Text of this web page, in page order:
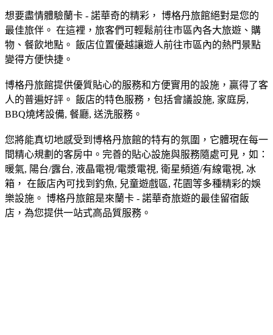
想要盡情體驗蘭卡 - 諾華奇的精彩， 博格丹旅館絕對是您的
最佳旅伴。 在這裡，旅客們可輕鬆前往市區內各大旅遊、購
物、餐飲地點。 飯店位置優越讓遊人前往市區內的熱門景點
變得方便快捷。
博格丹旅館提供優質貼心的服務和方便實用的設施，贏得了客
人的普遍好評。 飯店的特色服務，包括會議設施, 家庭房,
BBQ燒烤設備, 餐廳, 送洗服務。
您將能真切地感受到博格丹旅館的特有的氛圍，它體現在每一
間精心規劃的客房中。完善的貼心設施與服務隨處可見，如：
暖氣, 陽台/露台, 液晶電視/電漿電視, 衛星頻道/有線電視, 冰
箱， 在飯店內可找到釣魚, 兒童遊戲區, 花園等多種精彩的娛
樂設施。 博格丹旅館是來蘭卡 - 諾華奇旅遊的最佳留宿飯
店，為您提供一站式高品質服務。